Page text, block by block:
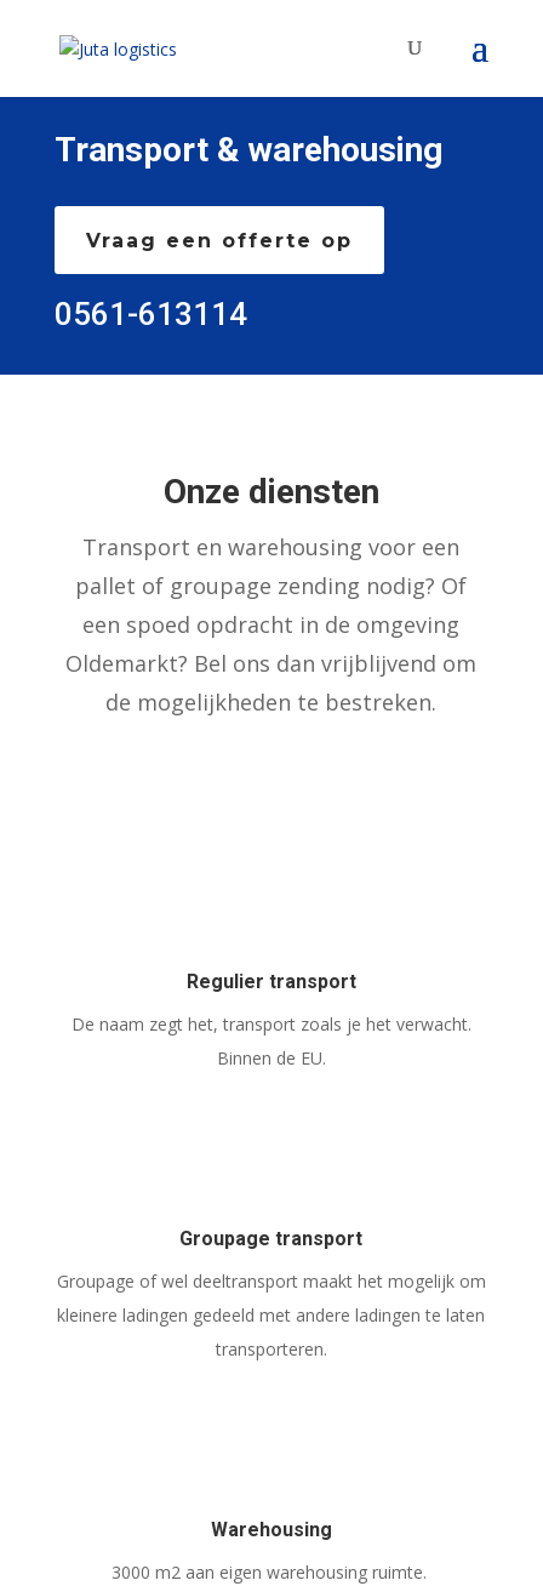
Transport & warehousing
Vraag een offerte op
0561-613114
Onze diensten
Transport en warehousing voor een
pallet of groupage zending nodig? Of
een spoed opdracht in de omgeving
Oldemarkt? Bel ons dan vrijblijvend om
de mogelijkheden te bestreken.
Regulier transport
De naam zegt het, transport zoals je het verwacht.
Binnen de EU.
Groupage transport
Groupage of wel deeltransport maakt het mogelijk om
kleinere ladingen gedeeld met andere ladingen te laten
transporteren.
Warehousing
3000 m2 aan eigen warehousing ruimte.